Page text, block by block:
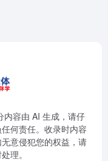
内容由 AI 生成，请仔
何责任。收录时内容
意侵犯您的权益，请
理。